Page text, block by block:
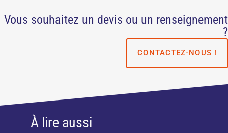
Vous souhaitez un devis ou un renseignement
?
CONTACTEZ-NOUS !
À lire aussi